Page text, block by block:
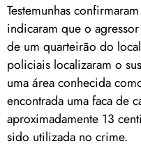
Testemunhas
indicaram que o
de um quarteirão do
policiais localizaram o
uma área conhecida
encontrada uma faca de
aproximadamente 13
sido utilizada no crime.